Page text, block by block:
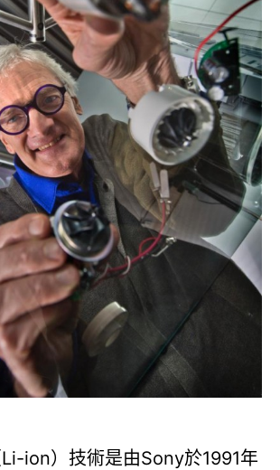
ion）技術是由Sony於1991年